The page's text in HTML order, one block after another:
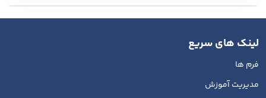
لینک های سریع
فرم ها
مدیریت آموزش